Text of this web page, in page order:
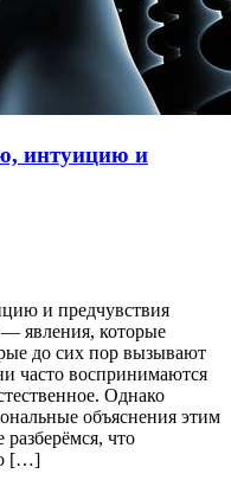
интуицию и
и предчувствия
явления, которые
до сих пор вызывают
часто воспринимаются
Однако
объяснения этим
что
[…]